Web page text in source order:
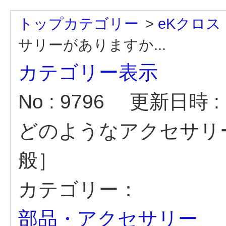
トップカテゴリー > eKクロス
サリーがありますか...
カテゴリー表示
No : 9796
更新日時
どのようなアクセサ
般］
カテゴリー：
部品・アクセサリー